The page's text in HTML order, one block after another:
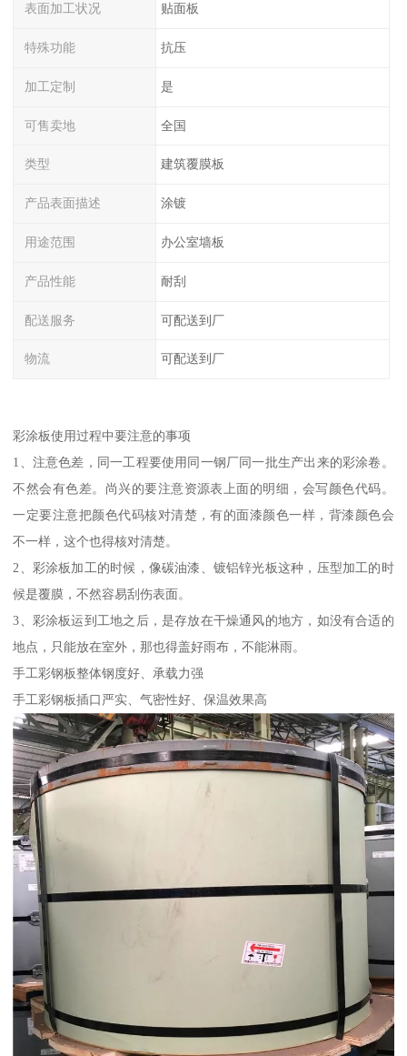
表面加工状况 贴面板
特殊功能 抗压
加工定制 是
可售卖地 全国
类型 建筑覆膜板
产品表面描述 涂镀
用途范围 办公室墙板
产品性能 耐刮
配送服务 可配送到厂
物流 可配送到厂
彩涂板使用过程中要注意的事项
1、注意色差，同一工程要使用同一钢厂同一批生产出来的彩涂卷。
不然会有色差。尚兴的要注意资源表上面的明细，会写颜色代码。
一定要注意把颜色代码核对清楚，有的面漆颜色一样，背漆颜色会
不一样，这个也得核对清楚。
2、彩涂板加工的时候，像碳油漆、镀铝锌光板这种，压型加工的时
候是覆膜，不然容易刮伤表面。
3、彩涂板运到工地之后，是存放在干燥通风的地方，如没有合适的
地点，只能放在室外，那也得盖好雨布，不能淋雨。
手工彩钢板整体钢度好、承载力强
手工彩钢板插口严实、气密性好、保温效果高